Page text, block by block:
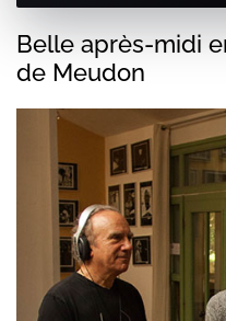
Belle après-midi
de Meudon